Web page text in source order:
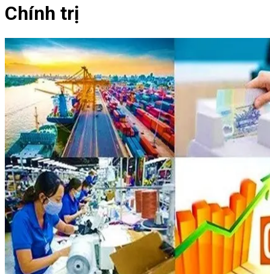
Chính trị